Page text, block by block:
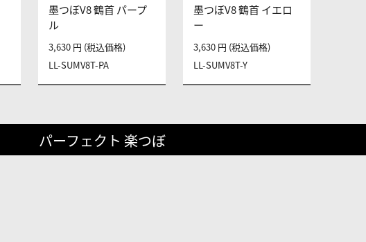
墨つぼV8 鶴首 パープ
ル
LL-SUMV8T-PA
3,630 円 (税込価格)
墨つぼV8 鶴首 イエロ
ー
LL-SUMV8T-Y
3,630 円 (税込価格)
パーフェクト 楽つぼ